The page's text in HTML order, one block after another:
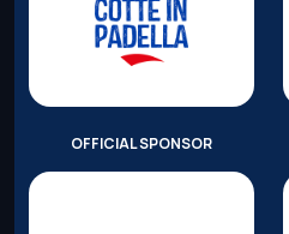
OFFICIAL SPONSOR